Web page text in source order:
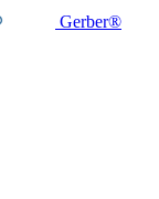
Gerber®